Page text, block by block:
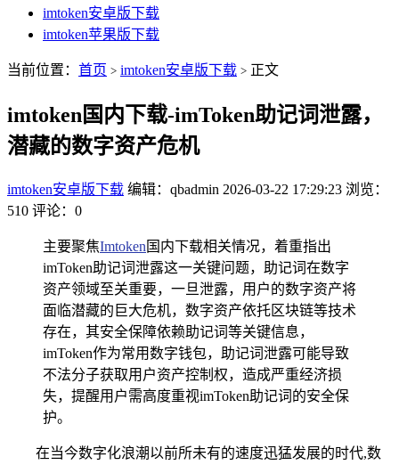
imtoken安卓版下载
imtoken苹果版下载
当前位置： 首页 > imtoken安卓版下载 > 正文
imtoken国内下载-imToken助记词泄露，
潜藏的数字资产危机
imtoken安卓版下载 编辑：qbadmin 2026-03-22 17:29:23 浏览：
510 评论：0
主要聚焦Imtoken 国内下载相关情况，着重指出
imToken助记词泄露这一关键问题，助记词在数字
资产领域至关重要，一旦泄露，用户的数字资产将
面临潜藏的巨大危机，数字资产依托区块链等技术
存在，其安全保障依赖助记词等关键信息，
imToken作为常用数字钱包，助记词泄露可能导致
不法分子获取用户资产控制权，造成严重经济损
失，提醒用户需高度重视imToken助记词的安全保
护。
在当今数字化浪潮以前所未有的速度迅猛发展的时代,数